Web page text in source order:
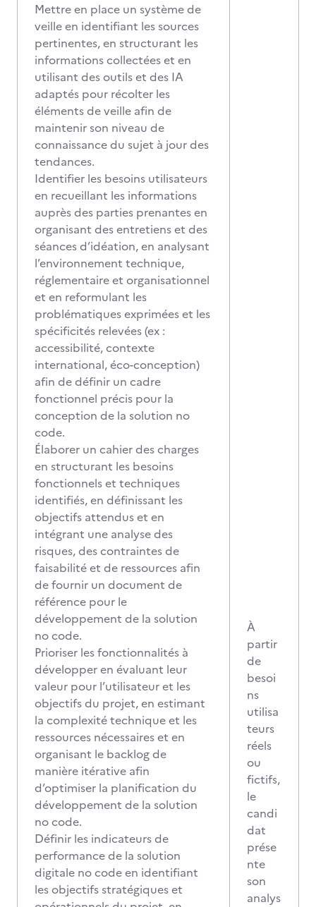
Mettre en place un système de
veille en identifiant les sources
pertinentes, en structurant les
informations collectées et en
utilisant des outils et des IA
adaptés pour récolter les
éléments de veille afin de
maintenir son niveau de
connaissance du sujet à jour des
tendances.
Identifier les besoins utilisateurs
en recueillant les informations
auprès des parties prenantes en
organisant des entretiens et des
séances d’idéation, en analysant
l’environnement technique,
réglementaire et organisationnel
et en reformulant les
problématiques exprimées et les
spécificités relevées (ex :
accessibilité, contexte
international, éco-conception)
afin de définir un cadre
fonctionnel précis pour la
conception de la solution no
code.
Élaborer un cahier des charges
en structurant les besoins
fonctionnels et techniques
identifiés, en définissant les
objectifs attendus et en
intégrant une analyse des
risques, des contraintes de
faisabilité et de ressources afin
de fournir un document de
référence pour le
développement de la solution
no code.
Prioriser les fonctionnalités à
développer en évaluant leur
valeur pour l’utilisateur et les
objectifs du projet, en estimant
la complexité technique et les
ressources nécessaires et en
organisant le backlog de
manière itérative afin
d’optimiser la planification du
développement de la solution
no code.
Définir les indicateurs de
performance de la solution
digitale no code en identifiant
les objectifs stratégiques et
À
partir
de
besoi
ns
utilisa
teurs
réels
ou
fictifs,
le
candi
dat
prése
nte
son
analys